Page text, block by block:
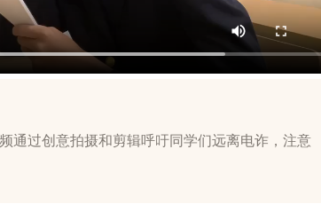
通过创意拍摄和剪辑呼吁同学们远离电诈，注意